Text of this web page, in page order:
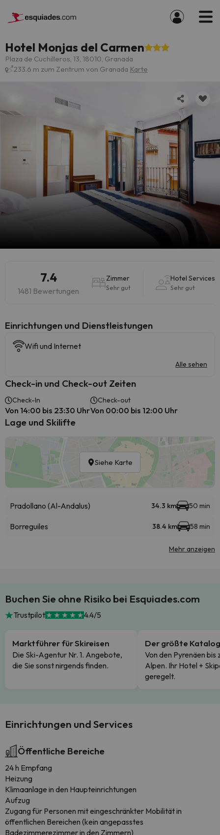
Hotel Monjas del Carmen
Plaza de Cuchilleros, 13, 18010, Granada
233.6 m zum Zentrum von Granada Karte
7.4
1481 Bewertungen
Zimmer
Sehr gut
Hotel Services
Sehr gut
​Einrichtungen und Dienstleistungen
Wifi und Internet
Alle sehen
Check-in und Check-out Zeiten
Check-In
Von 14:00 bis 23:30 Uhr
Check-out
Von 00:00 bis 12:00 Uhr
Lage und Skilifte
Siehe Karte
Pradollano (Al-Andalus) 34.3 km 50 min
Borreguiles 38.4 km 58 min
Mehr anzeigen
Buchen Sie ohne Risiko bei Esquiades.com
Trustpilot 4.4/5
Marktführer für Skireisen
Die Ski-Agentur Nr. 1. Angebote,
die Sie sonst nirgends finden.
Der größte Katalog
Von den Pyrenäen bis
Alpen. Ihr Hotel +
geregelt.
Einrichtungen und Services
Öffentliche Bereiche
24 h Empfang
Heizung
Klimaanlage in den Haupteinrichtungen
Aufzug
Zugang für Personen mit eingeschränkter Mobilität in
öffentlichen Bereichen (kein angepasstes
Badezimmerezimmer in den Zimmern)